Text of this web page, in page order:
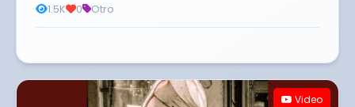
1.5K 0 Otro
Video